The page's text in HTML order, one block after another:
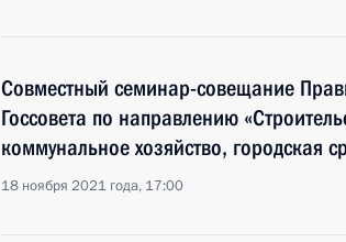
Совместный семинар-совещание
Госсовета по направлению
коммунальное хозяйство, городская
18 ноября 2021 года, 17:00